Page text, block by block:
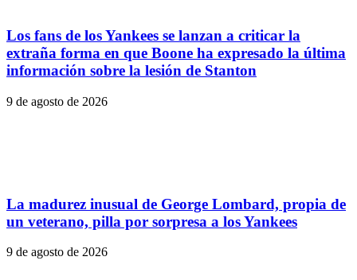
Los fans de los Yankees se lanzan a criticar la
extraña forma en que Boone ha expresado la última
información sobre la lesión de Stanton
9 de agosto de 2026
La madurez inusual de George Lombard, propia de
un veterano, pilla por sorpresa a los Yankees
9 de agosto de 2026